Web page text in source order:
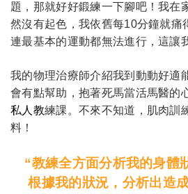
題，那就好好鍛練一下腳吧！我在
然沒有起色，我依舊每10分鐘就痛
連最基本的運動都無法進行，這讓
我的物理治療師介紹我到動動好適
會有點幫助，抱著死馬當活馬醫的
私人教練課。不來不知道，肌肉訓
料！
“教練全方面分析我的身體
根據我的狀況，分析出造